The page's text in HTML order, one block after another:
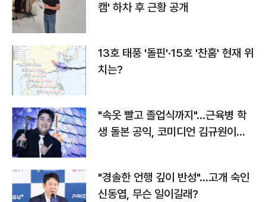
캠' 하차 후 근황 공개
13호 태풍 '돌핀'·15호 '찬홈' 현재 위
치는?
"속옷 빨고 졸업식까지"…근육병 학
생 돌본 공익, 코미디언 김규원이었
"경솔한 언행 깊이 반성"…고개 숙인
신동엽, 무슨 일이길래?